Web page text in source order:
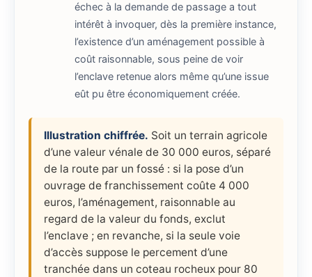
échec à la demande de passage a tout
intérêt à invoquer, dès la première instance,
l’existence d’un aménagement possible à
coût raisonnable, sous peine de voir
l’enclave retenue alors même qu’une issue
eût pu être économiquement créée.
Illustration chiffrée. Soit un terrain agricole
d’une valeur vénale de 30 000 euros, séparé
de la route par un fossé : si la pose d’un
ouvrage de franchissement coûte 4 000
euros, l’aménagement, raisonnable au
regard de la valeur du fonds, exclut
l’enclave ; en revanche, si la seule voie
d’accès suppose le percement d’une
tranchée dans un coteau rocheux pour 80